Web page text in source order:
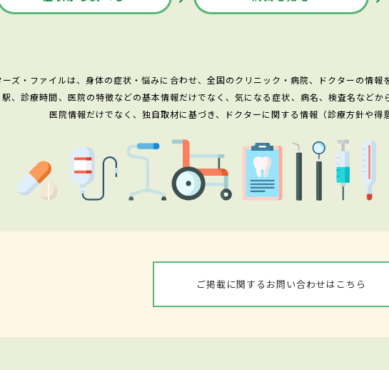
ーズ・ファイルは、身体の症状・悩みに合わせ、全国のクリニック・病院、ドクターの情報
、診療時間、医院の特徴などの基本情報だけでなく、気になる症状、病名、検査名などか
医院情報だけでなく、独自取材に基づき、ドクターに関する情報（診療方針や得
ご掲載に関するお問い合わせはこちら